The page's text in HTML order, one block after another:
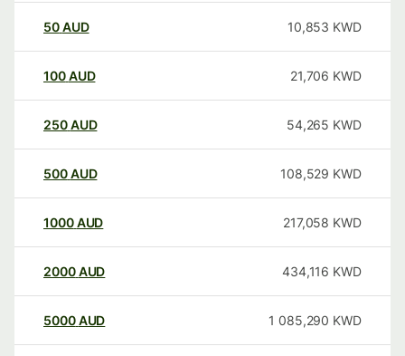
50AUD 10,853 KWD
100AUD 21,706 KWD
250AUD 54,265 KWD
500AUD 108,529 KWD
1000AUD 217,058 KWD
2000AUD 434,116 KWD
5000AUD 1 085,290 KWD